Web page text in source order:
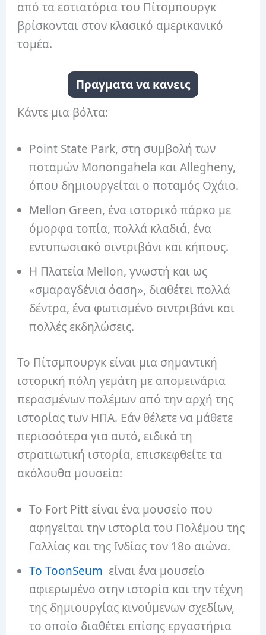
από τα εστιατόρια του Πίτσμπουργκ
βρίσκονται στον κλασικό αμερικανικό
τομέα.
Πραγματα να κανεις
Κάντε μια βόλτα:
Point State Park, στη συμβολή των
ποταμών Monongahela και Allegheny,
όπου δημιουργείται ο ποταμός Οχάιο.
Mellon Green, ένα ιστορικό πάρκο με
όμορφα τοπία, πολλά κλαδιά, ένα
εντυπωσιακό σιντριβάνι και κήπους.
Η Πλατεία Mellon, γνωστή και ως
«σμαραγδένια όαση», διαθέτει πολλά
δέντρα, ένα φωτισμένο σιντριβάνι και
πολλές εκδηλώσεις.
Το Πίτσμπουργκ είναι μια σημαντική
ιστορική πόλη γεμάτη με απομεινάρια
περασμένων πολέμων από την αρχή της
ιστορίας των ΗΠΑ. Εάν θέλετε να μάθετε
περισσότερα για αυτό, ειδικά τη
στρατιωτική ιστορία, επισκεφθείτε τα
ακόλουθα μουσεία:
Το Fort Pitt είναι ένα μουσείο που
αφηγείται την ιστορία του Πολέμου της
Γαλλίας και της Ινδίας τον 18ο αιώνα.
Το ToonSeum είναι ένα μουσείο
αφιερωμένο στην ιστορία και την τέχνη
της δημιουργίας κινούμενων σχεδίων,
το οποίο διαθέτει επίσης εργαστήρια